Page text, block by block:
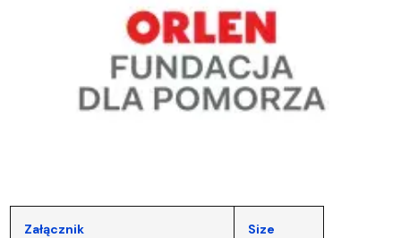
Załącznik Size